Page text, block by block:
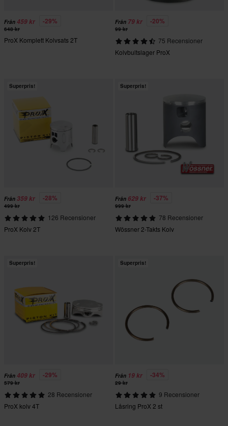
Från 459 kr -29%
648 kr
ProX Komplett Kolvsats 2T
Från 79 kr -20%
99 kr
75 Recensioner
Kolvbultslager ProX
Superpris!
Från 359 kr -28%
499 kr
126 Recensioner
ProX Kolv 2T
Superpris!
Från 629 kr -37%
999 kr
78 Recensioner
Wössner 2-Takts Kolv
Superpris!
Från 409 kr -29%
579 kr
28 Recensioner
ProX kolv 4T
Superpris!
Från 19 kr -34%
29 kr
9 Recensioner
Låsring ProX 2 st